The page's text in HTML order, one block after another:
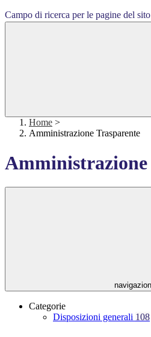
Campo di ricerca per le pagine del sito
Home >
Amministrazione Trasparente
Amministrazione
Categorie
Disposizioni generali 108